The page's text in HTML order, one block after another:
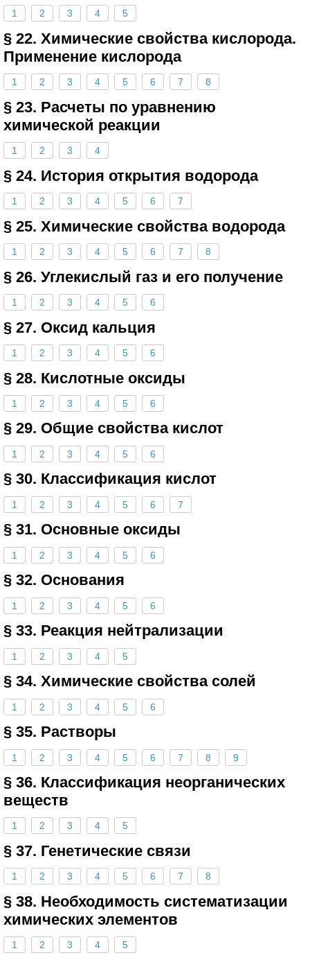
1 2 3 4 5
§ 22. Химические свойства кислорода.
Применение кислорода
1 2 3 4 5 6 7 8
§ 23. Расчеты по уравнению
химической реакции
1 2 3 4
§ 24. История открытия водорода
1 2 3 4 5 6 7
§ 25. Химические свойства водорода
1 2 3 4 5 6 7 8
§ 26. Углекислый газ и его получение
1 2 3 4 5 6
§ 27. Оксид кальция
1 2 3 4 5 6
§ 28. Кислотные оксиды
1 2 3 4 5 6
§ 29. Общие свойства кислот
1 2 3 4 5 6
§ 30. Классификация кислот
1 2 3 4 5 6 7
§ 31. Основные оксиды
1 2 3 4 5 6
§ 32. Основания
1 2 3 4 5 6
§ 33. Реакция нейтрализации
1 2 3 4 5
§ 34. Химические свойства солей
1 2 3 4 5 6
§ 35. Растворы
1 2 3 4 5 6 7 8 9
§ 36. Классификация неорганических
веществ
1 2 3 4 5
§ 37. Генетические связи
1 2 3 4 5 6 7 8
§ 38. Необходимость систематизации
химических элементов
1 2 3 4 5